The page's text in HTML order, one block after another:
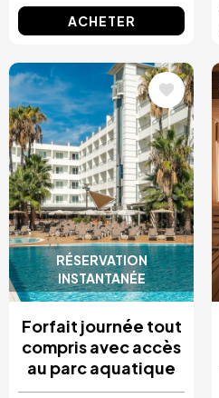
ACHETER
RÉSERVATION
INSTANTANÉE
Image
Forfait journée tout
compris avec accès
au parc aquatique